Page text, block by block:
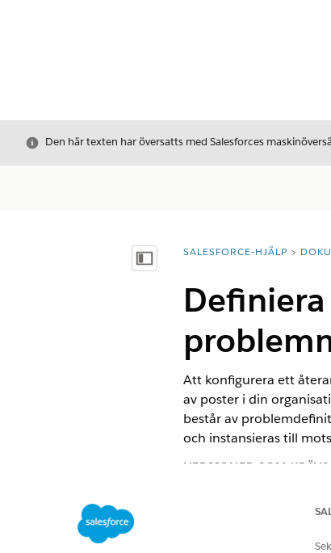
Stäng
Den här texten har översatts med Salesforces
Visa innehållsförteckning
Du är här:
SALESFORCE-HJÄLP
Att konfigurera ett
av poster i din
består av
och instansieras till
VERSIONER SOM KRÄVS
Tillgängliga i: Lightning